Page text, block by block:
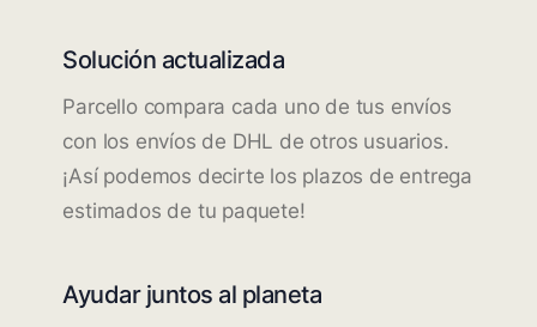
Solución actualizada
Parcello compara cada uno de tus envíos
con los envíos de DHL de otros usuarios.
¡Así podemos decirte los plazos de entrega
estimados de tu paquete!
Ayudar juntos al planeta